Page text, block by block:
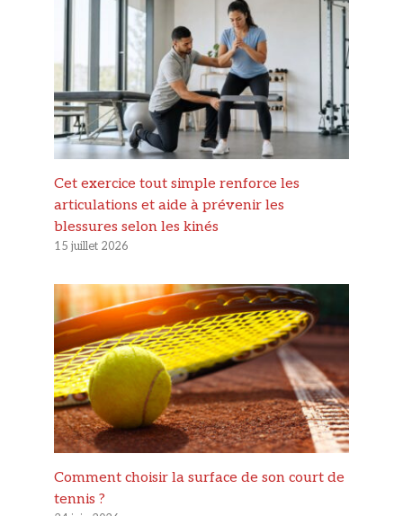
Cet exercice tout simple renforce les
articulations et aide à prévenir les
blessures selon les kinés
15 juillet 2026
Comment choisir la surface de son court de
tennis ?